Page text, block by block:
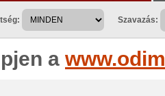
Szavazás:
a